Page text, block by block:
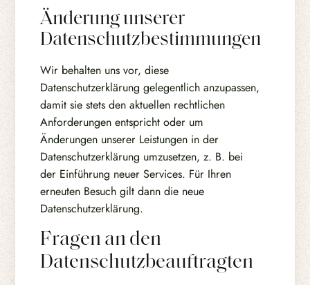
Änderung unserer
Datenschutzbestimmungen
Wir behalten uns vor, diese
Datenschutzerklärung gelegentlich anzupassen,
damit sie stets den aktuellen rechtlichen
Anforderungen entspricht oder um
Änderungen unserer Leistungen in der
Datenschutzerklärung umzusetzen, z. B. bei
der Einführung neuer Services. Für Ihren
erneuten Besuch gilt dann die neue
Datenschutzerklärung.
Fragen an den
Datenschutzbeauftragten